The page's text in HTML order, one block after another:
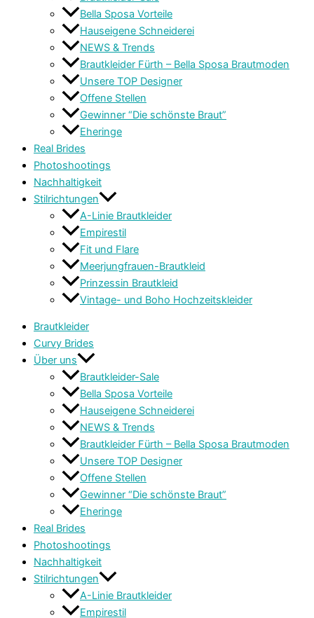
Bella Sposa Vorteile
Hauseigene Schneiderei
NEWS & Trends
Brautkleider Fürth – Bella Sposa Brautmoden
Unsere TOP Designer
Offene Stellen
Gewinner “Die schönste Braut”
Eheringe
Real Brides
Photoshootings
Nachhaltigkeit
Stilrichtungen
A-Linie Brautkleider
Empirestil
Fit und Flare
Meerjungfrauen-Brautkleid
Prinzessin Brautkleid
Vintage- und Boho Hochzeitskleider
Brautkleider
Curvy Brides
Über uns
Brautkleider-Sale
Bella Sposa Vorteile
Hauseigene Schneiderei
NEWS & Trends
Brautkleider Fürth – Bella Sposa Brautmoden
Unsere TOP Designer
Offene Stellen
Gewinner “Die schönste Braut”
Eheringe
Real Brides
Photoshootings
Nachhaltigkeit
Stilrichtungen
A-Linie Brautkleider
Empirestil